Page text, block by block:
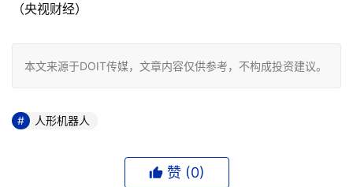
（央视财经）
本文来源于DOIT传媒，文章内容仅供参考，不构成投资建议。
人形机器人
赞 (0)